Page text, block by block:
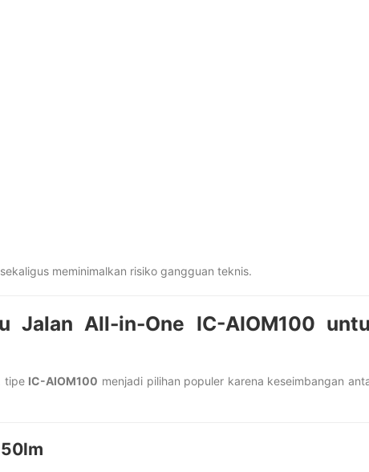
meminimalkan risiko gangguan teknis.
Jalan All-in-One IC-AIOM100
tipe IC-AIOM100 menjadi pilihan populer karena keseimbangan